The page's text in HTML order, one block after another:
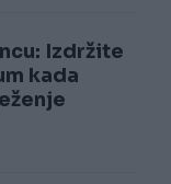
Izdržite
kada